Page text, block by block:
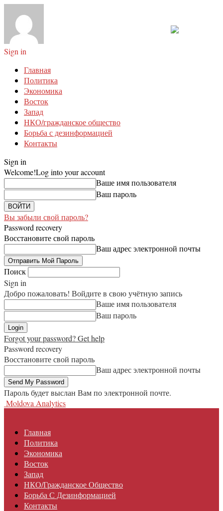
Sign in
Главная
Политика
Экономика
Восток
Запад
НКО/гражданское общество
Борьба с дезинформацией
Контакты
Sign in
Welcome!Log into your account
Ваше имя пользователя
Ваш пароль
Вы забыли свой пароль?
Password recovery
Восстановите свой пароль
Ваш адрес электронной почты
Поиск
Sign in
Добро пожаловать! Войдите в свою учётную запись
Ваше имя пользователя
Ваш пароль
Forgot your password? Get help
Password recovery
Восстановите свой пароль
Ваш адрес электронной почты
Пароль будет выслан Вам по электронной почте.
Moldova Analytics
Главная
Политика
Экономика
Восток
Запад
НКО/гражданское Общество
Борьба С Дезинформацией
Контакты